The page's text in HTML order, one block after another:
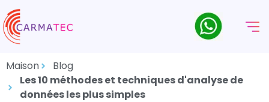
Maison
Blog
Les 10 méthodes et techniques d'analyse de
données les plus simples